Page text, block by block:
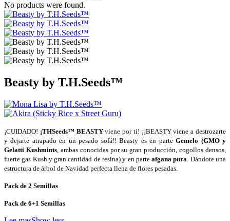
No products were found.
Beasty by T.H.Seeds™
¡CUIDADO! ¡THSeeds™ BEASTYviene por ti! ¡¡BEASTY viene a destrozarte
y dejarte atrapado en un pesado sofá!! Beasty es en parteGemelo (GMO y
Gelatti Kushmints, ambas conocidas por su gran producción, cogollos densos,
fuerte gas Kush y gran cantidad de resina) y en parteafgana pura . Dándote una
estructura de árbol de Navidad perfecta llena de flores pesadas.
Pack de 2 Semillas
Pack de 6+1 Semillas